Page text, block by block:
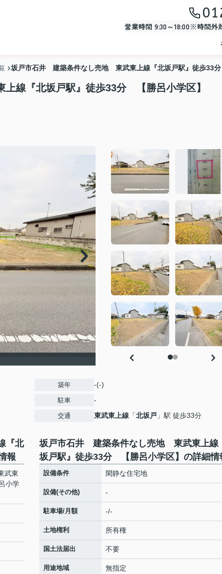
営業時間 9:30～18:00※時間外
坂戸市石井 建築条件なし売地 東武東上線『北坂戸駅』徒歩33
線『北坂戸駅』徒歩33分 【勝呂小学区】
築年 -(-)
駐車 -
交通 東武東上線 「北坂戸 」駅 徒歩33分
『北
報
武東
小学
坂戸市石井 建築条件なし売地 東武東上線
坂戸駅』徒歩33分 【勝呂小学区】の詳細情
設備条件 閑静な住宅地
設備(その他) -
駐車場/月額 -/-
土地権利 所有権
国土法届出 不要
用途地域 無指定